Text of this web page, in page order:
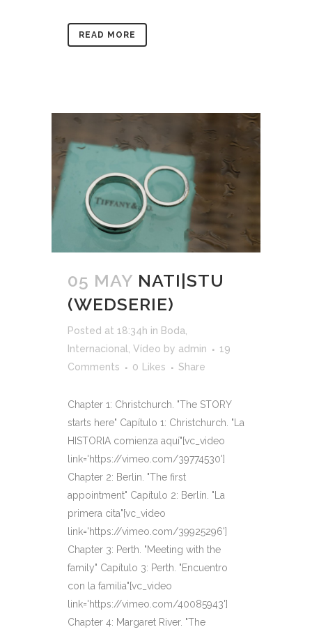
READ MORE
05 MAY NATI|STU
(WEDSERIE)
Posted at 18:34h in Boda
Internacional
Vídeo by admin
19
Comments
0 Likes Share
Chapter 1: Christchurch. "The STORY
starts here" Capítulo 1: Christchurch. "La
HISTORIA comienza aquí"[vc_video
link='https://vimeo.com/39774530']
Chapter 2: Berlin. "The first
appointment" Capítulo 2: Berlín. "La
primera cita"[vc_video
link='https://vimeo.com/39925296']
Chapter 3: Perth. "Meeting with the
family" Capítulo 3: Perth. "Encuentro
con la familia"[vc_video
link='https://vimeo.com/40085943']
Chapter 4: Margaret River. "The